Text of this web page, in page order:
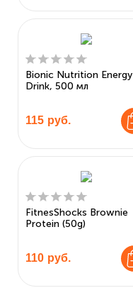
Bionic Nutrition Energy
Drink, 500 мл
115 руб.
FitnesShocks Brownie
Protein (50g)
110 руб.